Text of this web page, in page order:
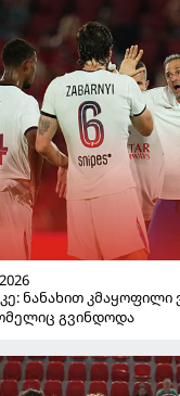
ნანახით კმაყოფილი
გვინდოდა